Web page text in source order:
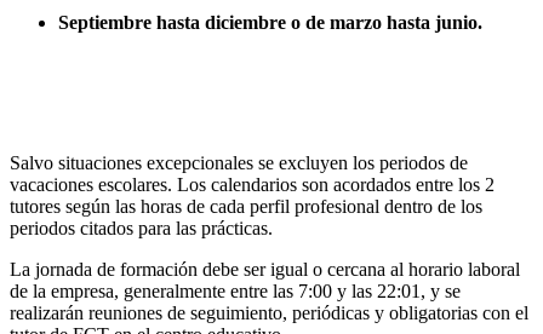
Septiembre hasta diciembre o de marzo hasta junio.
Salvo situaciones excepcionales se excluyen los periodos de
vacaciones escolares. Los calendarios son acordados entre los 2
tutores según las horas de cada perfil profesional dentro de los
periodos citados para las prácticas.
La jornada de formación debe ser igual o cercana al horario laboral
de la empresa, generalmente entre las 7:00 y las 22:01, y se
realizarán reuniones de seguimiento, periódicas y obligatorias con el